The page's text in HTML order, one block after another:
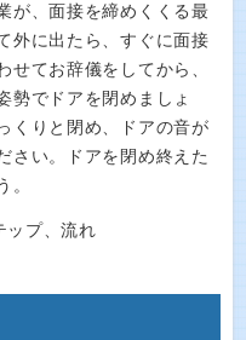
が、面接を締めくくる最
外に出たら、すぐに面接
せてお辞儀をしてから、
勢でドアを閉めましょ
くりと閉め、ドアの音が
さい。ドアを閉め終えた
。